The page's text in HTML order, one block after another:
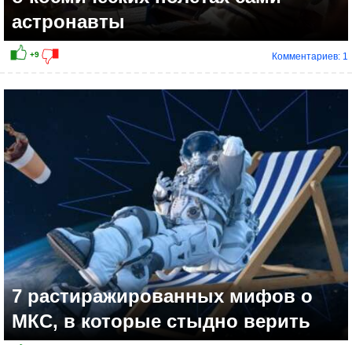
астронавты
Комментариев: 1
7 растиражированных мифов о
МКС, в которые стыдно верить